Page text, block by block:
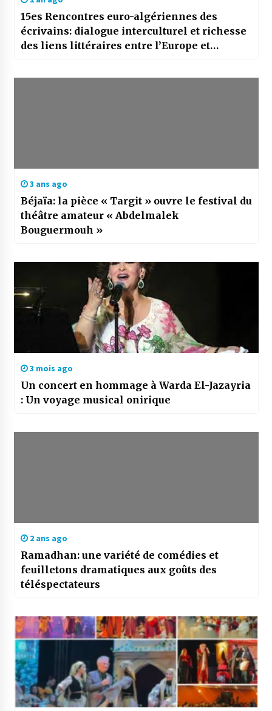
15es Rencontres euro-algériennes des
écrivains: dialogue interculturel et richesse
des liens littéraires entre l’Europe et
3 ans ago
Béjaïa: la pièce « Targit » ouvre le festival du
théâtre amateur « Abdelmalek
Bouguermouh »
3 mois ago
Un concert en hommage à Warda El-Jazayria
: Un voyage musical onirique
2 ans ago
Ramadhan: une variété de comédies et
feuilletons dramatiques aux goûts des
téléspectateurs